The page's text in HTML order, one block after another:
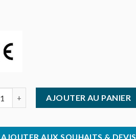
AJOUTER AU PANIER
AJOUTER AUX SOUHAITS & DEVIS